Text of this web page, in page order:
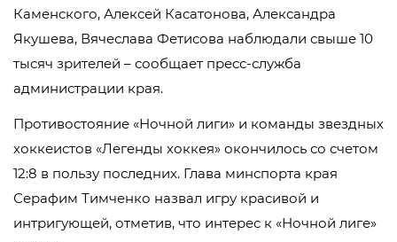
Каменского, Алексей Касатонова, Александра
Якушева, Вячеслава Фетисова наблюдали свыше 10
тысяч зрителей – сообщает пресс-служба
администрации края.
Противостояние «Ночной лиги» и команды звездных
хоккеистов «Легенды хоккея» окончилось со счетом
12:8 в пользу последних. Глава минспорта края
Серафим Тимченко назвал игру красивой и
интригующей, отметив, что интерес к «Ночной лиге»